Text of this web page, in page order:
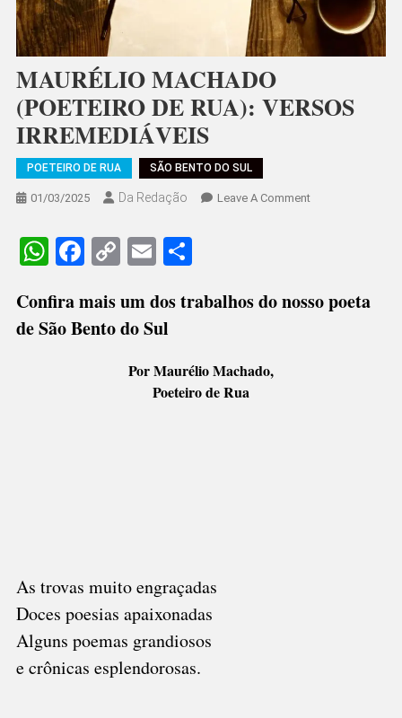
MAURÉLIO MACHADO
(POETEIRO DE RUA): VERSOS
IRREMEDIÁVEIS
POETEIRO DE RUA SÃO BENTO DO SUL
01/03/2025 Da Redação Leave A CommentOn
RUA):
WhatsApp
Facebook
CopyEmailShare
Confira mais um dos trabalhos do nosso poeta
de São Bento do Sul
Por Maurélio Machado,
Poeteiro de Rua
As trovas muito engraçadas
Doces poesias apaixonadas
Alguns poemas grandiosos
e crônicas esplendorosas.